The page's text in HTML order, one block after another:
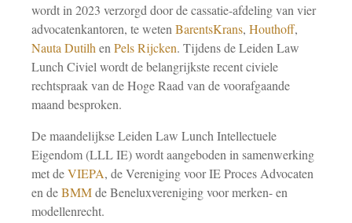
wordt in 2023 verzorgd door de cassatie-afdeling van vier
advocatenkantoren, te weten BarentsKrans, Houthoff,
Nauta Dutilh en Pels Rijcken. Tijdens de Leiden Law
Lunch Civiel wordt de belangrijkste recent civiele
rechtspraak van de Hoge Raad van de voorafgaande
maand besproken.
De maandelijkse Leiden Law Lunch Intellectuele
Eigendom (LLL IE) wordt aangeboden in samenwerking
met deVIEPA, de Vereniging voor IE Proces Advocaten
en deBMMde Beneluxvereniging voor merken- en
modellenrecht.